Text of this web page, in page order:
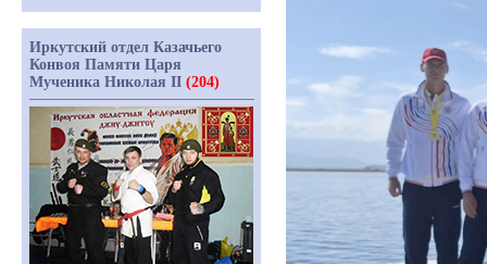
Иркутский отдел Казачьего
Конвоя Памяти Царя
Мученика Николая II (204)